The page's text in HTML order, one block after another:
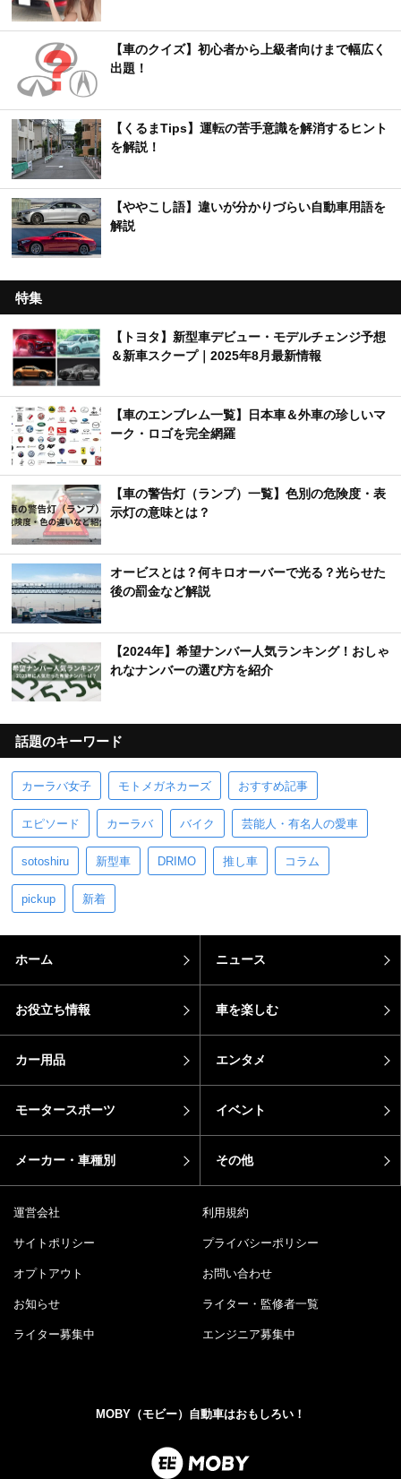
【車のクイズ】初心者から上級者向けまで幅広く
出題！
【くるまTips】運転の苦手意識を解消するヒント
を解説！
【ややこし語】違いが分かりづらい自動車用語を
解説
特集
【トヨタ】新型車デビュー・モデルチェンジ予想
＆新車スクープ｜2025年8月最新情報
【車のエンブレム一覧】日本車＆外車の珍しいマ
ーク・ロゴを完全網羅
【車の警告灯（ランプ）一覧】色別の危険度・表
示灯の意味とは？
オービスとは？何キロオーバーで光る？光らせた
後の罰金など解説
【2024年】希望ナンバー人気ランキング！おしゃ
れなナンバーの選び方を紹介
話題のキーワード
カーラバ女子 モトメガネカーズ おすすめ記事
エピソード カーラバ バイク 芸能人・有名人の愛車
sotoshiru 新型車 DRIMO 推し車 コラム
pickup 新着
ホーム ニュース
お役立ち情報 車を楽しむ
カー用品 エンタメ
モータースポーツ イベント
メーカー・車種別 その他
運営会社 利用規約
サイトポリシー プライバシーポリシー
オプトアウト お問い合わせ
お知らせ ライター・監修者一覧
ライター募集中 エンジニア募集中
MOBY（モビー）自動車はおもしろい！